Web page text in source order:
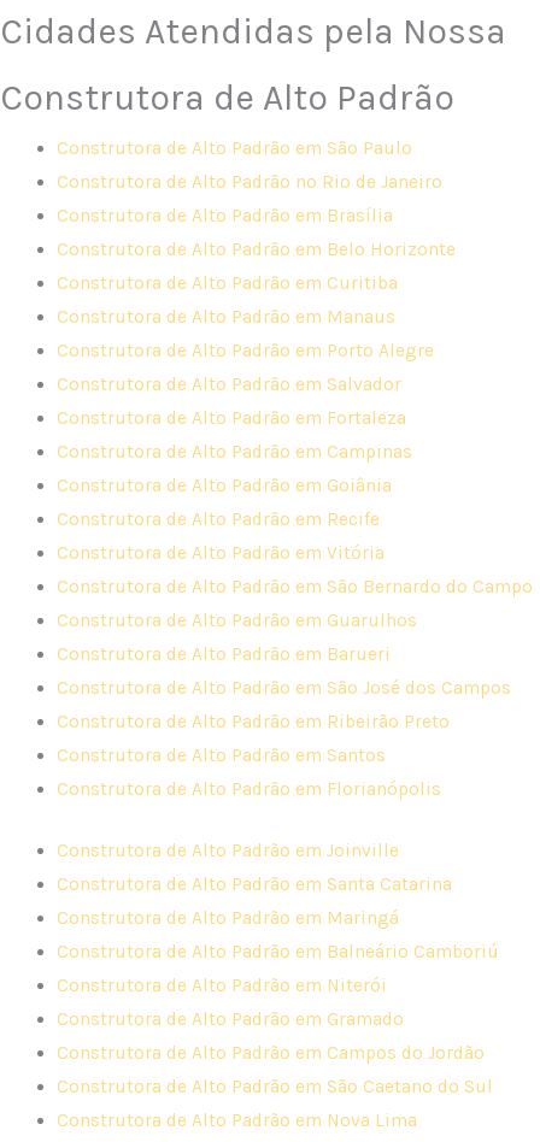
Cidades Atendidas pela Nossa
Construtora de Alto Padrão
Construtora de Alto Padrão em São Paulo
Construtora de Alto Padrão no Rio de Janeiro
Construtora de Alto Padrão em Brasília
Construtora de Alto Padrão em Belo Horizonte
Construtora de Alto Padrão em Curitiba
Construtora de Alto Padrão em Manaus
Construtora de Alto Padrão em Porto Alegre
Construtora de Alto Padrão em Salvador
Construtora de Alto Padrão em Fortaleza
Construtora de Alto Padrão em Campinas
Construtora de Alto Padrão em Goiânia
Construtora de Alto Padrão em Recife
Construtora de Alto Padrão em Vitória
Construtora de Alto Padrão em São Bernardo do Campo
Construtora de Alto Padrão em Guarulhos
Construtora de Alto Padrão em Barueri
Construtora de Alto Padrão em São José dos Campos
Construtora de Alto Padrão em Ribeirão Preto
Construtora de Alto Padrão em Santos
Construtora de Alto Padrão em Florianópolis
Construtora de Alto Padrão em Joinville
Construtora de Alto Padrão em Santa Catarina
Construtora de Alto Padrão em Maringá
Construtora de Alto Padrão em Balneário Camboriú
Construtora de Alto Padrão em Niterói
Construtora de Alto Padrão em Gramado
Construtora de Alto Padrão em Campos do Jordão
Construtora de Alto Padrão em São Caetano do Sul
Construtora de Alto Padrão em Nova Lima